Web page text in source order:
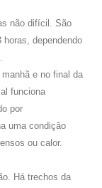
não difícil. São
horas, dependendo
e no final da
funciona
por
uma condição
ou calor.
Há trechos da